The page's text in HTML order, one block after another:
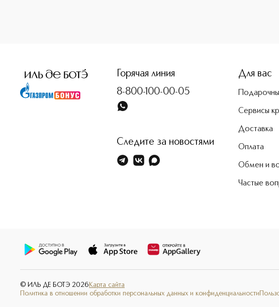
Горячая линия
8-800-100-00-05
Следите за новостями
Для вас
Сервисы
Доставка
Оплата
Обмен и
Частые
© ИЛЬ ДЕ БОТЭ 2026 Карта сайта
Политика в отношении обработки персональных данных и конфиденциальности